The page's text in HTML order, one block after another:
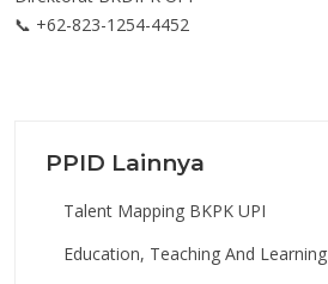
📞 +62-823-1254-4452
PPID Lainnya
Talent Mapping BKPK UPI
Education, Teaching And Learning